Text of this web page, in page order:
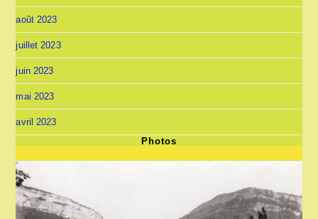
août 2023
juillet 2023
juin 2023
mai 2023
avril 2023
Photos